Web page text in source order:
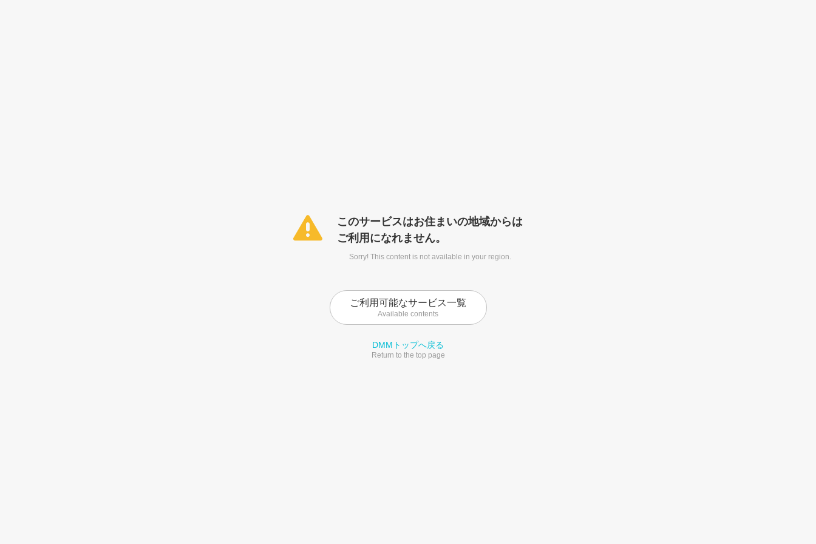
このサービスはお住まいの地域からは
ご利用になれません。
Sorry! This content is not available in your region.
ご利用可能なサービス一覧
Available contents
DMMトップへ戻る
Return to the top page